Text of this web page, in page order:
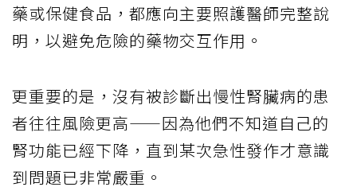
藥或保健食品，都應向主要照護醫師完整說
明，以避免危險的藥物交互作用。
更重要的是，沒有被診斷出慢性腎臟病的患
者往往風險更高——因為他們不知道自己的
腎功能已經下降，直到某次急性發作才意識
到問題已非常嚴重。